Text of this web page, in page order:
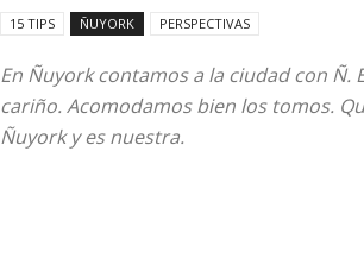
15 TIPS ÑUYORK PERSPECTIVAS
En Ñuyork contamos a la ciudad con
cariño. Acomodamos bien los tomos.
Ñuyork y es nuestra.